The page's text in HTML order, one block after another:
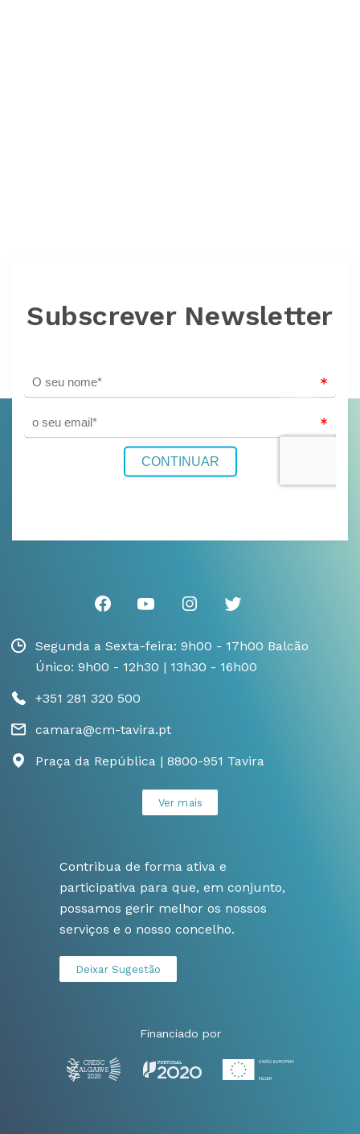
Subscrever Newsletter
Segunda a Sexta-feira: 9h00 - 17h00 Balcão
Único: 9h00 - 12h30 | 13h30 - 16h00
+351 281 320 500
camara@cm-tavira.pt
Praça da República | 8800-951 Tavira
Ver mais
Contribua de forma ativa e
participativa para que, em conjunto,
possamos gerir melhor os nossos
serviços e o nosso concelho.
Deixar Sugestão
Financiado por